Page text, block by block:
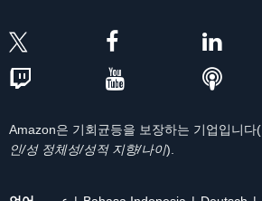
Amazon은 기회균등을 보장하는 기업입니다(
인/성 정체성/성적 지향/나이).